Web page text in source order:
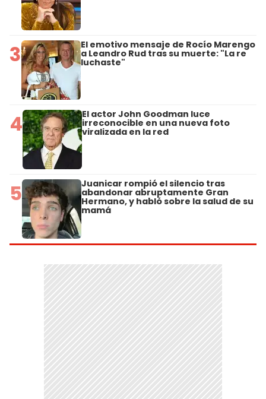
3 El emotivo mensaje de Rocío Marengo
a Leandro Rud tras su muerte: "La re
luchaste"
4 El actor John Goodman luce
irreconocible en una nueva foto
viralizada en la red
5 Juanicar rompió el silencio tras
abandonar abruptamente Gran
Hermano, y habló sobre la salud de su
mamá